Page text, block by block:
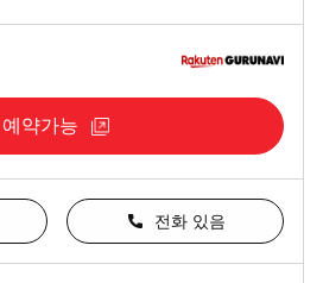
예약가능
전화 있음